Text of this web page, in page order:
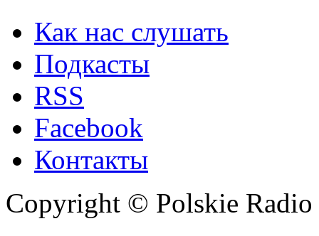
Как нас слушать
Подкасты
RSS
Facebook
Контакты
Copyright © Polskie